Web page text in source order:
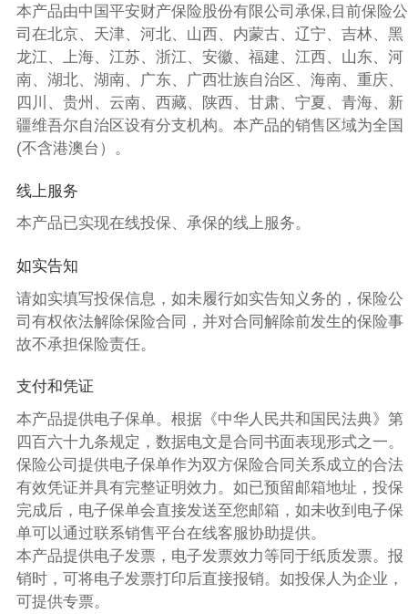
本产品由中国平安财产保险股份有限公司承保,目前保险公
司在北京、天津、河北、山西、内蒙古、辽宁、吉林、黑
龙江、上海、江苏、浙江、安徽、福建、江西、山东、河
南、湖北、湖南、广东、广西壮族自治区、海南、重庆、
四川、贵州、云南、西藏、陕西、甘肃、宁夏、青海、新
疆维吾尔自治区设有分支机构。本产品的销售区域为全国
(不含港澳台）。
线上服务
本产品已实现在线投保、承保的线上服务。
如实告知
请如实填写投保信息，如未履行如实告知义务的，保险公
司有权依法解除保险合同，并对合同解除前发生的保险事
故不承担保险责任。
支付和凭证
本产品提供电子保单。根据《中华人民共和国民法典》第
四百六十九条规定，数据电文是合同书面表现形式之一。
保险公司提供电子保单作为双方保险合同关系成立的合法
有效凭证并具有完整证明效力。如已预留邮箱地址，投保
完成后，电子保单会直接发送至您邮箱，如未收到电子保
单可以通过联系销售平台在线客服协助提供。
本产品提供电子发票，电子发票效力等同于纸质发票。报
销时，可将电子发票打印后直接报销。如投保人为企业，
可提供专票。